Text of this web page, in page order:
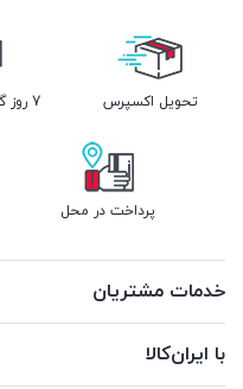
تحویل اکسپرس
7
پرداخت در محل
خدمات مشتریان
با ایران‌کالا